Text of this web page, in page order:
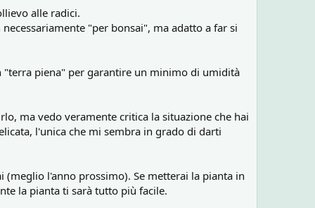
alle radici.
"per bonsai", ma adatto a far si
"terra piena" per garantire un minimo di umidità
ma vedo veramente critica la situazione che hai
l'unica che mi sembra in grado di darti
l'anno prossimo). Se metterai la pianta in
la pianta ti sarà tutto più facile.